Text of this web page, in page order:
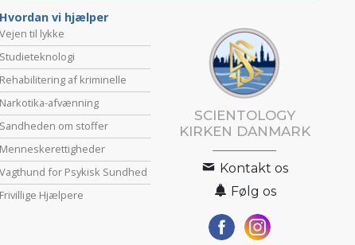
Hvordan vi hjælper
Vejen til lykke
Studieteknologi
Rehabilitering af kriminelle
Narkotika-afvænning
Sandheden om stoffer
Menneske­rettigheder
Vagthund for Psykisk Sundhed
Frivillige Hjælpere
SCIENTOLOGY
KIRKEN DANMARK
Kontakt os
Følg os